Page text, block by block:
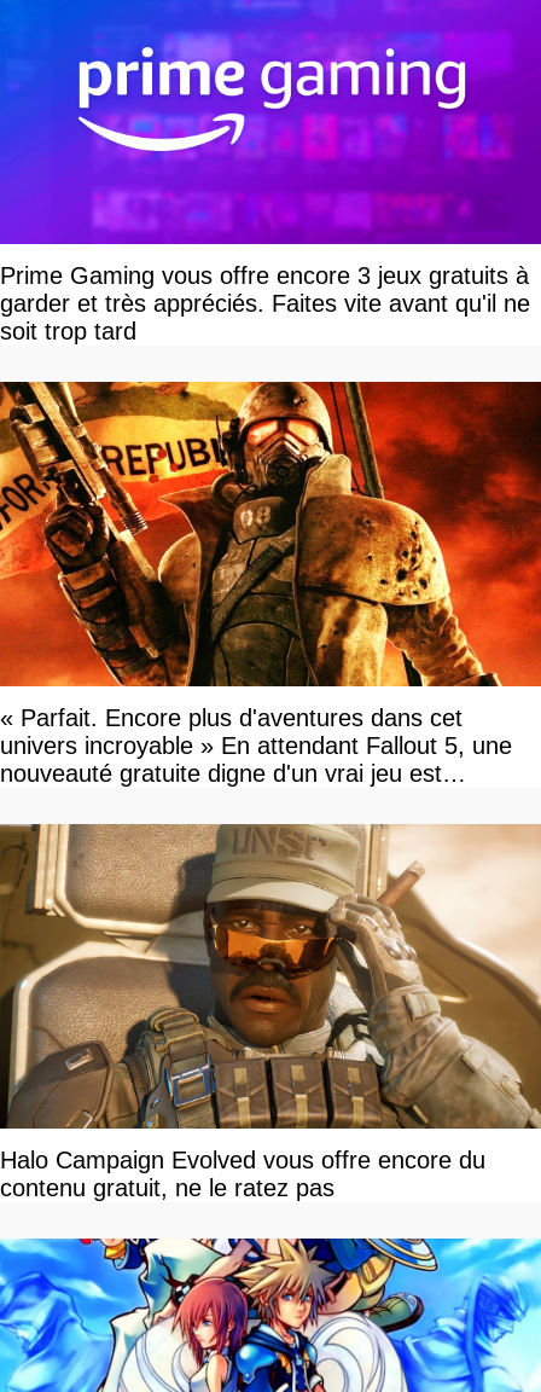
Prime Gaming vous offre encore 3 jeux gratuits à
garder et très appréciés. Faites vite avant qu'il ne
soit trop tard
« Parfait. Encore plus d'aventures dans cet
univers incroyable » En attendant Fallout 5, une
nouveauté gratuite digne d'un vrai jeu est
Halo Campaign Evolved vous offre encore du
contenu gratuit, ne le ratez pas